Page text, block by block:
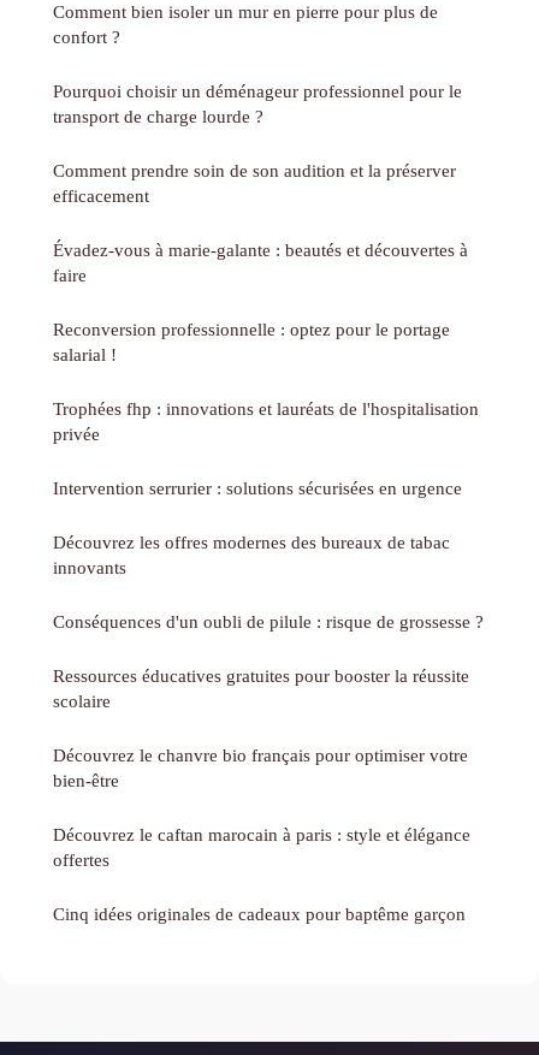
Comment bien isoler un mur en pierre pour plus de
confort ?
Pourquoi choisir un déménageur professionnel pour le
transport de charge lourde ?
Comment prendre soin de son audition et la préserver
efficacement
Évadez-vous à marie-galante : beautés et découvertes à
faire
Reconversion professionnelle : optez pour le portage
salarial !
Trophées fhp : innovations et lauréats de l'hospitalisation
privée
Intervention serrurier : solutions sécurisées en urgence
Découvrez les offres modernes des bureaux de tabac
innovants
Conséquences d'un oubli de pilule : risque de grossesse ?
Ressources éducatives gratuites pour booster la réussite
scolaire
Découvrez le chanvre bio français pour optimiser votre
bien-être
Découvrez le caftan marocain à paris : style et élégance
offertes
Cinq idées originales de cadeaux pour baptême garçon